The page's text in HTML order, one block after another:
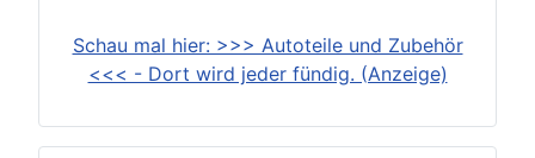
Schau mal hier: >>> Autoteile und Zubehör
<<< - Dort wird jeder fündig. (Anzeige)